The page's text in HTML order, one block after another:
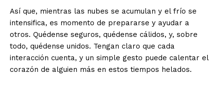
Así que, mientras las nubes se acumulan y el frío se
intensifica, es momento de prepararse y ayudar a
otros. Quédense seguros, quédense cálidos, y, sobre
todo, quédense unidos. Tengan claro que cada
interacción cuenta, y un simple gesto puede calentar el
corazón de alguien más en estos tiempos helados.